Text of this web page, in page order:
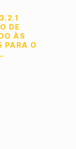
DE
ÀS
PARA O